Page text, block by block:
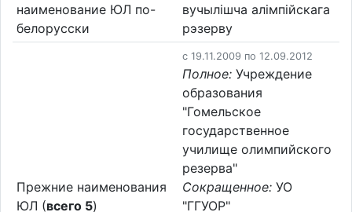
наименование ЮЛ по-
белорусски
вучылішча алімпійскага
рэзерву
Прежние наименования
ЮЛ (всего 5)
c 19.11.2009 по 12.09.2012
Полное: Учреждение
образования
"Гомельское
государственное
училище олимпийского
резерва"
Сокращенное: УО
"ГГУОР"